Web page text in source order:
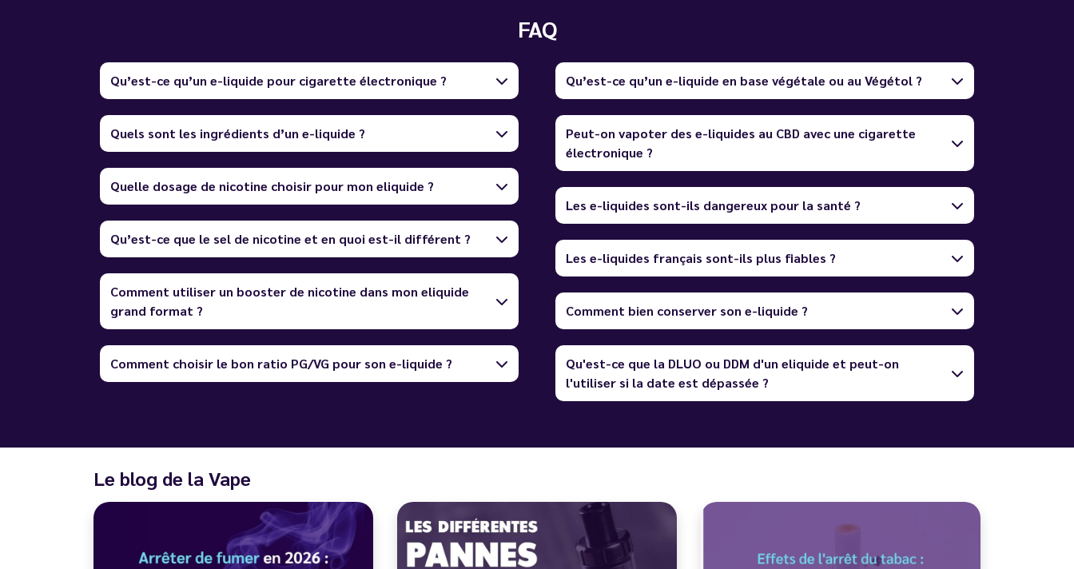
FAQ
Qu’est-ce qu’un e-liquide pour cigarette électronique ?
Quels sont les ingrédients d’un e-liquide ?
Quelle dosage de nicotine choisir pour mon eliquide ?
Qu’est-ce que le sel de nicotine et en quoi est-il différent ?
Comment utiliser un booster de nicotine dans mon eliquide
grand format ?
Comment choisir le bon ratio PG/VG pour son e-liquide ?
Qu’est-ce qu’un e-liquide en base végétale ou au Végétol ?
Peut-on vapoter des e-liquides au CBD avec une cigarette
électronique ?
Les e-liquides sont-ils dangereux pour la santé ?
Les e-liquides français sont-ils plus fiables ?
Comment bien conserver son e-liquide ?
Qu'est-ce que la DLUO ou DDM d'un eliquide et peut-on
l'utiliser si la date est dépassée ?
Le blog de la Vape